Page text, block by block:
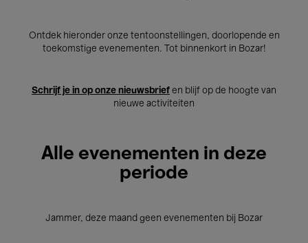
Ontdek hieronder onze tentoonstellingen, doorlopende en
toekomstige evenementen. Tot binnenkort in Bozar!
Schrijf je in op onze nieuwsbrief en blijf op de hoogte van
nieuwe activiteiten
Alle evenementen in deze
periode
Jammer, deze maand geen evenementen bij Bozar